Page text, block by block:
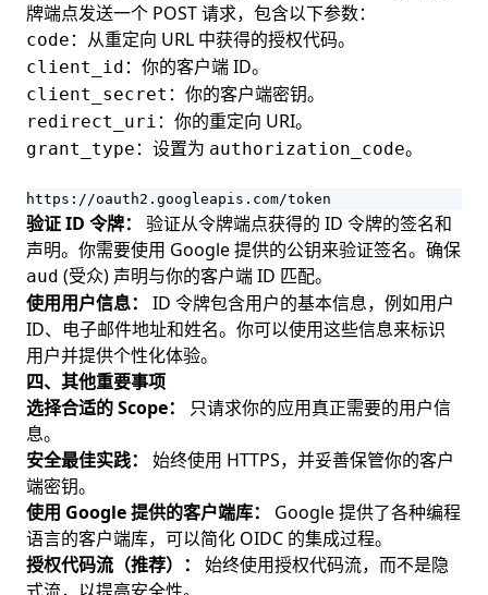
牌端点发送一个 POST 请求，包含以下参数：
code ：从重定向 URL 中获得的授权代码。
client_id ：你的客户端 ID。
client_secret ：你的客户端密钥。
redirect_uri ：你的重定向 URI。
grant_type ：设置为 authorization_code。
https://oauth2.googleapis.com/token
验证 ID 令牌：
验证从令牌端点获得的 ID 令牌的签名和
声明。你需要使用 Google 提供的公钥来验证签名。确保
aud (受众) 声明与你的客户端 ID 匹配。
使用用户信息：
ID 令牌包含用户的基本信息，例如用户
ID、电子邮件地址和姓名。你可以使用这些信息来标识
用户并提供个性化体验。
四、其他重要事项
选择合适的 Scope：
只请求你的应用真正需要的用户信
息。
安全最佳实践：
始终使用 HTTPS，并妥善保管你的客户
端密钥。
使用 Google 提供的客户端库：
Google 提供了各种编程
语言的客户端库，可以简化 OIDC 的集成过程。
授权代码流（推荐）：
始终使用授权代码流，而不是隐